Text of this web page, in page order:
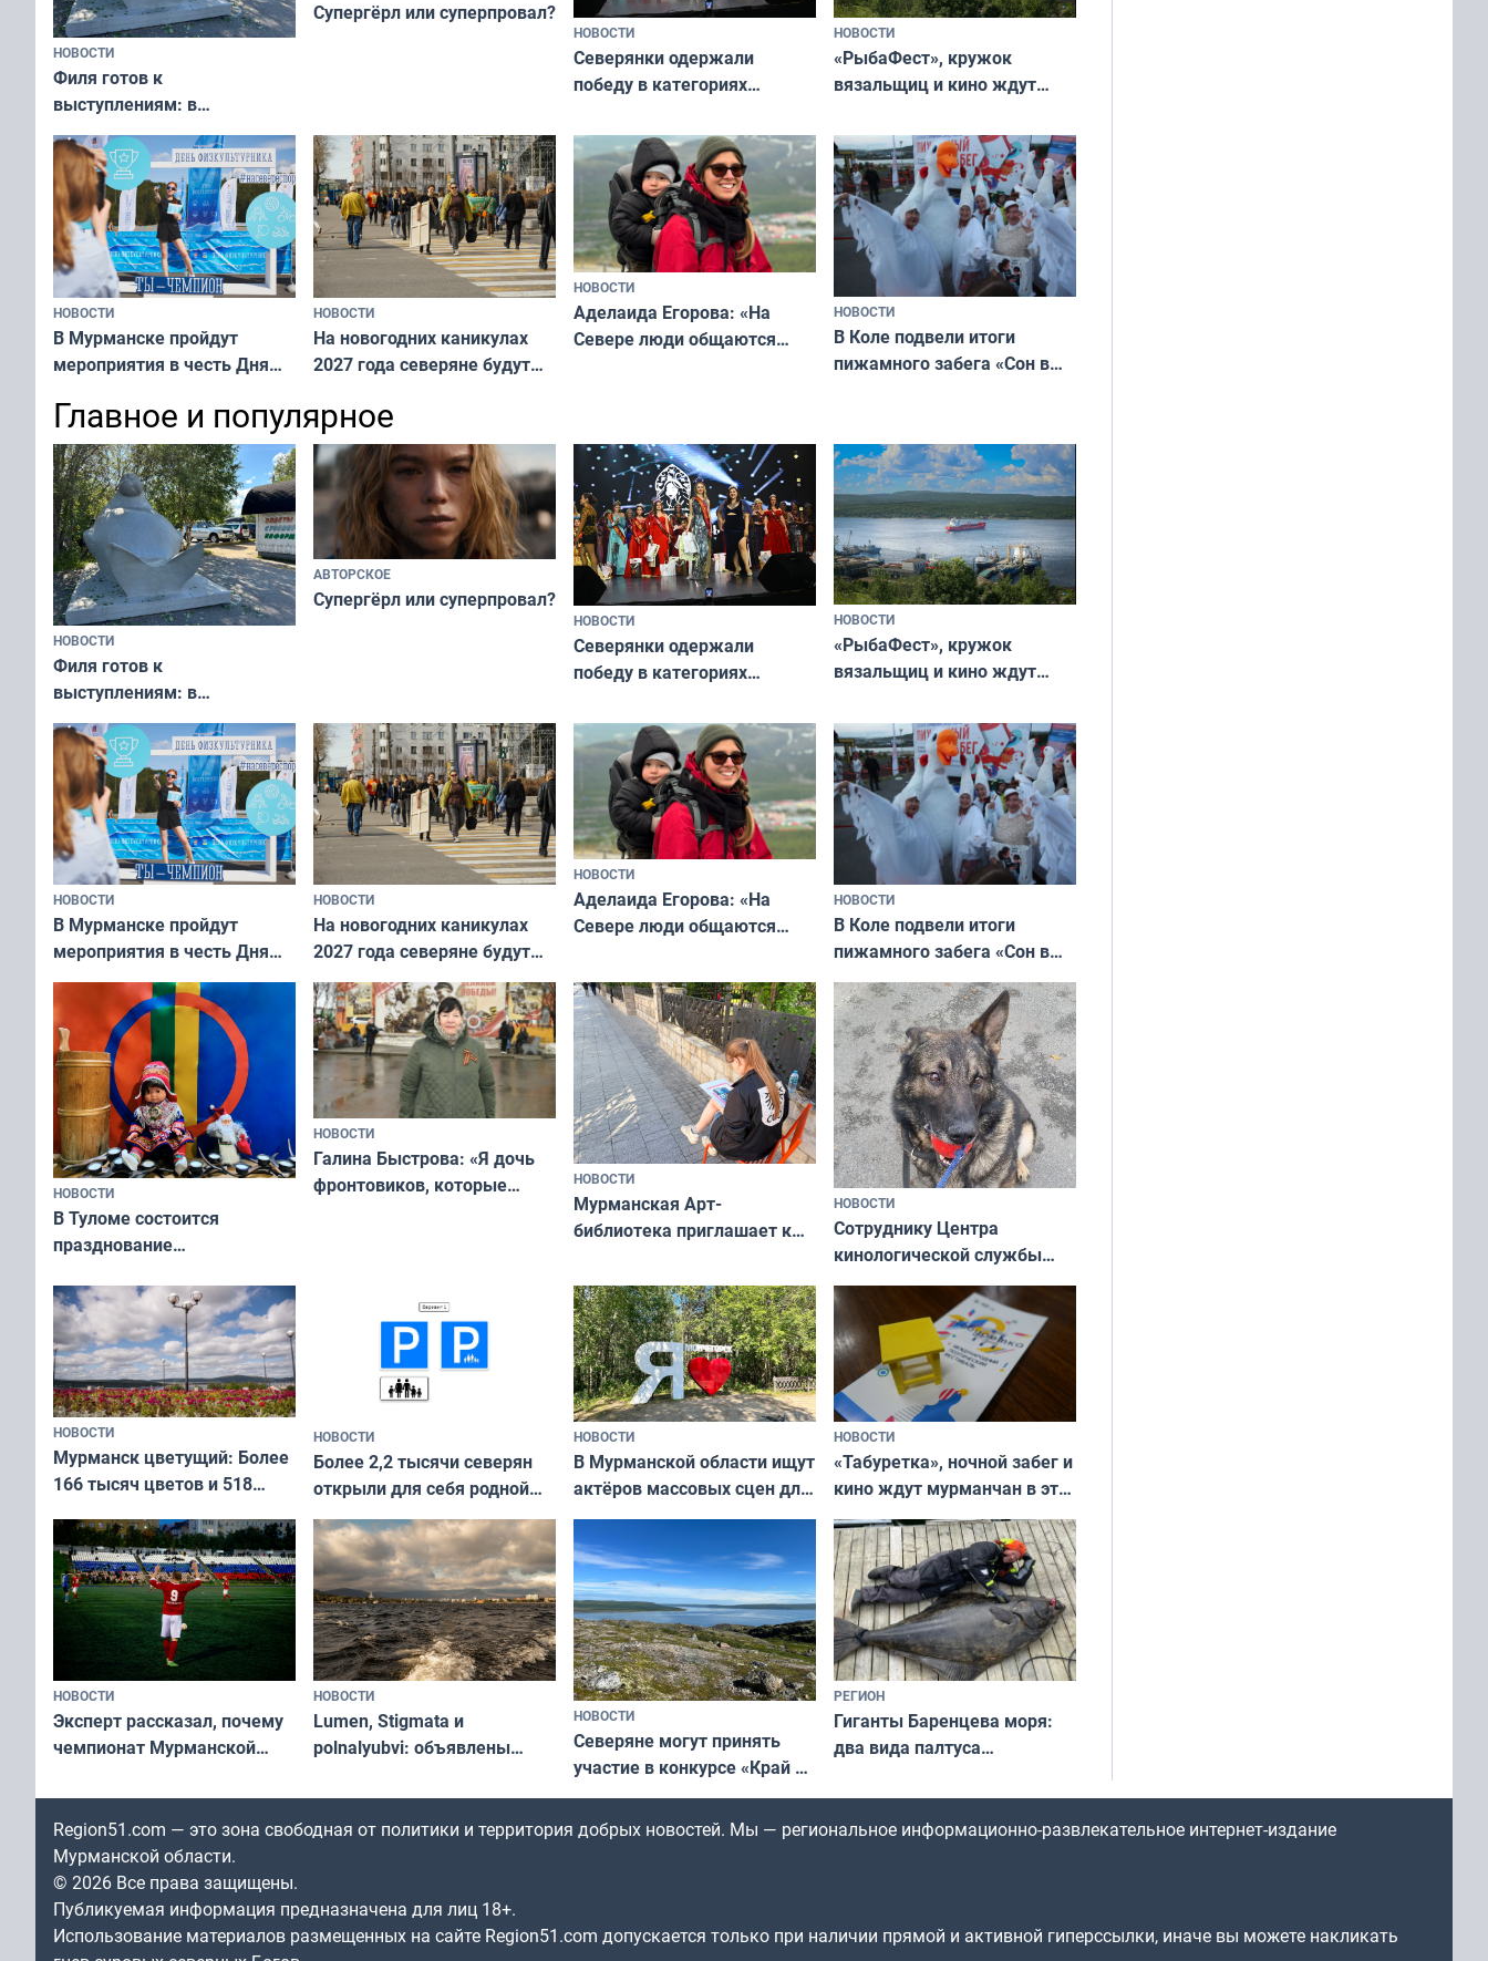
НОВОСТИ
Филя готов к
выступлениям: в
мурманском океанариуме
рассказали о состоянии
тюленей
Супергёрл или суперпровал?
НОВОСТИ
Северянки одержали
победу в категориях
«Мисс и Миссис Великая
Русь»
НОВОСТИ
«РыбаФест», кружок
вязальщиц и кино ждут
НОВОСТИ
В Мурманске пройдут
мероприятия в честь Дня
НОВОСТИ
На новогодних каникулах
2027 года северяне будут
НОВОСТИ
Аделаида Егорова: «На
Севере люди общаются
НОВОСТИ
В Коле подвели итоги
пижамного забега «Сон в
Главное и популярное
НОВОСТИ
Филя готов к
выступлениям: в
мурманском океанариуме
рассказали о состоянии
тюленей
АВТОРСКОЕ
Супергёрл или суперпровал?
НОВОСТИ
Северянки одержали
победу в категориях
«Мисс и Миссис Великая
Русь»
НОВОСТИ
«РыбаФест», кружок
вязальщиц и кино ждут
НОВОСТИ
В Мурманске пройдут
мероприятия в честь Дня
физкультурника
НОВОСТИ
На новогодних каникулах
2027 года северяне будут
отдыхать 11 дней
НОВОСТИ
Аделаида Егорова: «На
Севере люди общаются
а потому что
ты им интересен»
НОВОСТИ
В Коле подвели итоги
пижамного забега «Сон в
Олимпийскую ночь»
НОВОСТИ
В Туломе состоится
празднование
коренных народов мира
НОВОСТИ
Галина Быстрова: «Я дочь
фронтовиков, которые
НОВОСТИ
Мурманская Арт-
библиотека приглашает к
и фотографов
НОВОСТИ
Сотруднику Центра
кинологической службы
ищут новый дом
НОВОСТИ
Мурманск цветущий: Более
166 тысяч цветов и 518
НОВОСТИ
Более 2,2 тысячи северян
открыли для себя родной
край в рамках проекта
«Туризм для своих»
НОВОСТИ
В Мурманской области ищут
актёров массовых сцен для
съёмок в
короткометражном фильме
НОВОСТИ
«Табуретка», ночной забег и
кино ждут мурманчан в эти
выходные
НОВОСТИ
Эксперт рассказал, почему
чемпионат Мурманской
незамеченным
НОВОСТИ
Lumen, Stigmata и
polnalyubvi: объявлены
«Имандра» в 2026 года
НОВОСТИ
Северяне могут принять
участие в конкурсе «Край у
северной границы: фотогид
по Печенгскому округу»
РЕГИОН
Гиганты Баренцева моря:
два вида палтуса
Region51.com — это зона свободная от политики и территория добрых новостей. Мы — региональное информационно-развлекательное интернет-издание
Мурманской области.
© 2026 Все права защищены.
Публикуемая информация предназначена для лиц 18+.
Использование материалов размещенных на сайте Region51.com допускается только при наличии прямой и активной гиперссылки, иначе вы можете накликать